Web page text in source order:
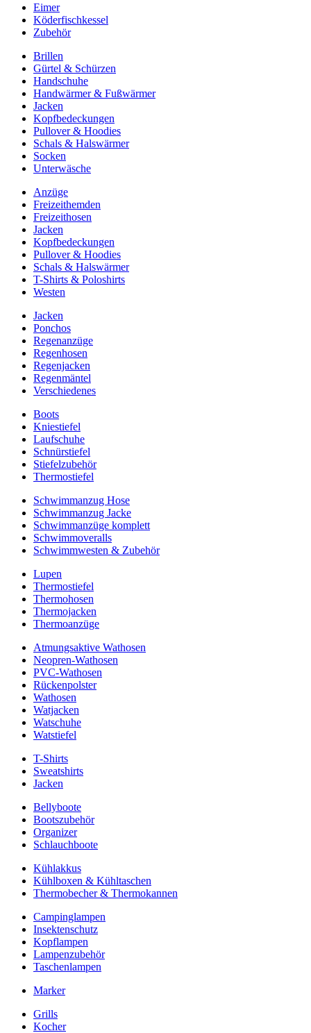
Eimer
Köderfischkessel
Zubehör
Brillen
Gürtel & Schürzen
Handschuhe
Handwärmer & Fußwärmer
Jacken
Kopfbedeckungen
Pullover & Hoodies
Schals & Halswärmer
Socken
Unterwäsche
Anzüge
Freizeithemden
Freizeithosen
Jacken
Kopfbedeckungen
Pullover & Hoodies
Schals & Halswärmer
T-Shirts & Poloshirts
Westen
Jacken
Ponchos
Regenanzüge
Regenhosen
Regenjacken
Regenmäntel
Verschiedenes
Boots
Kniestiefel
Laufschuhe
Schnürstiefel
Stiefelzubehör
Thermostiefel
Schwimmanzug Hose
Schwimmanzug Jacke
Schwimmanzüge komplett
Schwimmoveralls
Schwimmwesten & Zubehör
Lupen
Thermostiefel
Thermohosen
Thermojacken
Thermoanzüge
Atmungsaktive Wathosen
Neopren-Wathosen
PVC-Wathosen
Rückenpolster
Wathosen
Watjacken
Watschuhe
Watstiefel
T-Shirts
Sweatshirts
Jacken
Bellyboote
Bootszubehör
Organizer
Schlauchboote
Kühlakkus
Kühlboxen & Kühltaschen
Thermobecher & Thermokannen
Campinglampen
Insektenschutz
Kopflampen
Lampenzubehör
Taschenlampen
Marker
Grills
Kocher